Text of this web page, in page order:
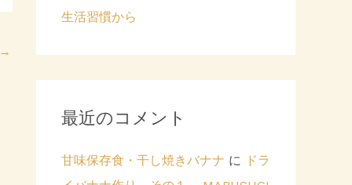
生活習慣から
最近のコメント
甘味保存食・干し焼きバナナ に ドラ